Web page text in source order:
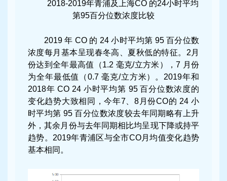
2018-2019年青浦及上海CO 的24小时平均
第95百分位数浓度比较
2019 年 CO 的 24 小时平均第 95 百分位数
浓度每月基本呈现春冬高、夏秋低的特征。2月
份达到全年最高值（1.2 毫克/立方米），7 月份
为全年最低值（0.7 毫克/立方米）。2019年和
2018年 CO 24 小时平均第 95 百分位数浓度的
变化趋势大致相同，今年7、8月份CO的 24 小
时平均第 95 百分位数浓度较去年同期略有上升
外，其余月份与去年同期相比均呈现下降或持平
趋势。2019年青浦区与全市CO月均值变化趋势
基本相同。